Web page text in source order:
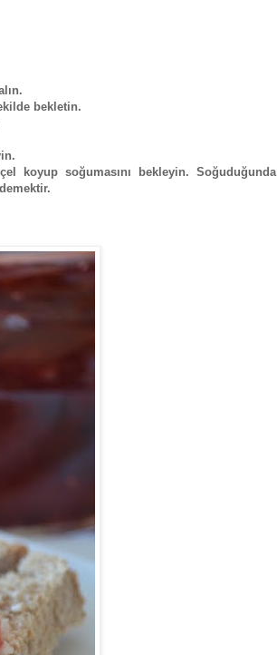
bekletin.
koyup soğumasını bekleyin. Soğuduğunda